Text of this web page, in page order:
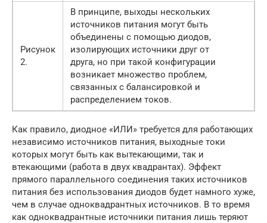
Рисунок
2.
В принципе, выходы нескольких
источников питания могут быть
объединены с помощью диодов,
изолирующих источники друг от
друга, но при такой конфигурации
возникает множество проблем,
связанных с балансировкой и
распределением токов.
Как правило, диодное «ИЛИ» требуется для работающих
независимо источников питания, выходные токи
которых могут быть как вытекающими, так и
втекающими (работа в двух квадрантах). Эффект
прямого параллельного соединения таких источников
питания без использования диодов будет намного хуже,
чем в случае одноквадрантных источников. В то время
как одноквадрантные источники питания лишь теряют